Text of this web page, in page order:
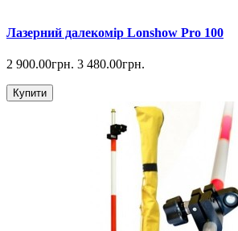
Лазерний далекомір Lonshow Pro 100
2 900.00грн. 3 480.00грн.
Купити